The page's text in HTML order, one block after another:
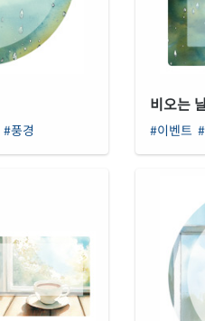
#풍경
비오는
#이벤트